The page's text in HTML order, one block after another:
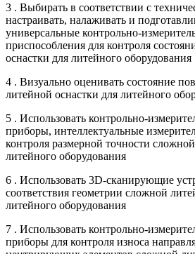
3 . Выбирать в соответствии с
настраивать, налаживать и
универсальные контрольно-
приспособления для контроля
оснастки для литейного оборудования
4 . Визуально оценивать состояние
литейной оснастки для литейного
5 . Использовать контрольно-
приборы, интеллектуальные
контроля размерной точности
литейного оборудования
6 . Использовать 3D-сканирующие
соответствия геометрии сложной
литейного оборудования
7 . Использовать контрольно-
приборы для контроля износа